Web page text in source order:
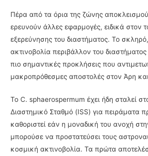
Πέρα από τα όρια της ζώνης
ερευνούν άλλες εφαρμογές, ειδικά στον
εξερεύνησης του διαστήματος. Το
ακτινοβολία περιβάλλον του διαστήματος
πιο σημαντικές προκλήσεις που
μακροπρόθεσμες αποστολές στον Άρη
Το C. sphaerospermum έχει ήδη σταλεί
Διαστημικό Σταθμό (ISS) για πειράματα
καθοριστεί εάν η μοναδική του ανοχή
μπορούσε να προστατεύσει τους
κοσμική ακτινοβολία. Τα πρώτα